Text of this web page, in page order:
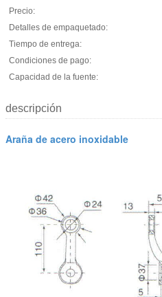
Precio:
Detalles de empaquetado:
Tiempo de entrega:
Condiciones de pago:
Capacidad de la fuente:
descripción
Araña de acero inoxidable